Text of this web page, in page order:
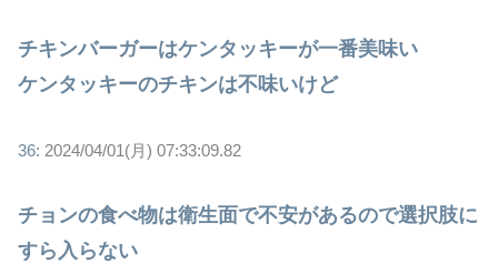
チキンバーガーはケンタッキーが一番美味い
ケンタッキーのチキンは不味いけど
36: 2024/04/01(月) 07:33:09.82
チョンの食べ物は衛生面で不安があるので選択肢に
すら入らない